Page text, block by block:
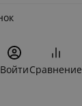
ВойтиСравнение